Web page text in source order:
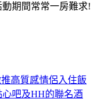
期間常常一房難求!
推高質感情侶入住飯
吧及HH的聯名酒